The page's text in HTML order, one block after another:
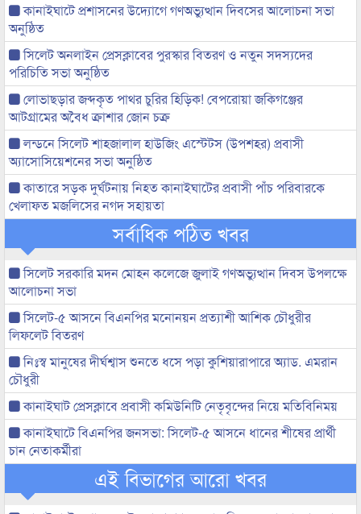
কানাইঘাটে প্রশাসনের উদ্যোগে গণঅভ্যুত্থান দিবসের আলোচনা সভা
অনুষ্ঠিত
সিলেট অনলাইন প্রেসক্লাবের পুরস্কার বিতরণ ও নতুন সদস্যদের
পরিচিতি সভা অনুষ্ঠিত
লোভাছড়ার জব্দকৃত পাথর চুরির হিড়িক! বেপরোয়া জকিগঞ্জের
আটগ্রামের অবৈধ ক্রাশার জোন চক্র
লন্ডনে সিলেট শাহজালাল হাউজিং এস্টেটস (উপশহর) প্রবাসী
অ্যাসোসিয়েশনের সভা অনুষ্ঠিত
কাতারে সড়ক দুর্ঘটনায় নিহত কানাইঘাটের প্রবাসী পাঁচ পরিবারকে
খেলাফত মজলিসের নগদ সহায়তা
সর্বাধিক পঠিত খবর
সিলেট সরকারি মদন মোহন কলেজে জুলাই গণঅভ্যুত্থান দিবস উপলক্ষে
আলোচনা সভা
সিলেট-৫ আসনে বিএনপির মনোনয়ন প্রত্যাশী আশিক চৌধুরীর
লিফলেট বিতরণ
নিঃস্ব মানুষের দীর্ঘশ্বাস শুনতে ধসে পড়া কুশিয়ারাপারে অ্যাড. এমরান
চৌধুরী
কানাইঘাট প্রেসক্লাবে প্রবাসী কমিউনিটি নেতৃবৃন্দের নিয়ে মতিবিনিময়
কানাইঘাটে বিএনপির জনসভা: সিলেট-৫ আসনে ধানের শীষের প্রার্থী
চান নেতাকর্মীরা
এই বিভাগের আরো খবর